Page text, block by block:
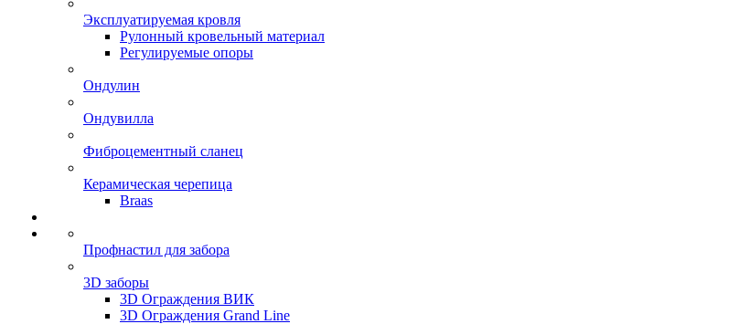
Эксплуатируемая кровля
Рулонный кровельный материал
Регулируемые опоры
Ондулин
Ондувилла
Фиброцементный сланец
Керамическая черепица
Braas
Профнастил для забора
3D заборы
3D Ограждения ВИК
3D Ограждения Grand Line